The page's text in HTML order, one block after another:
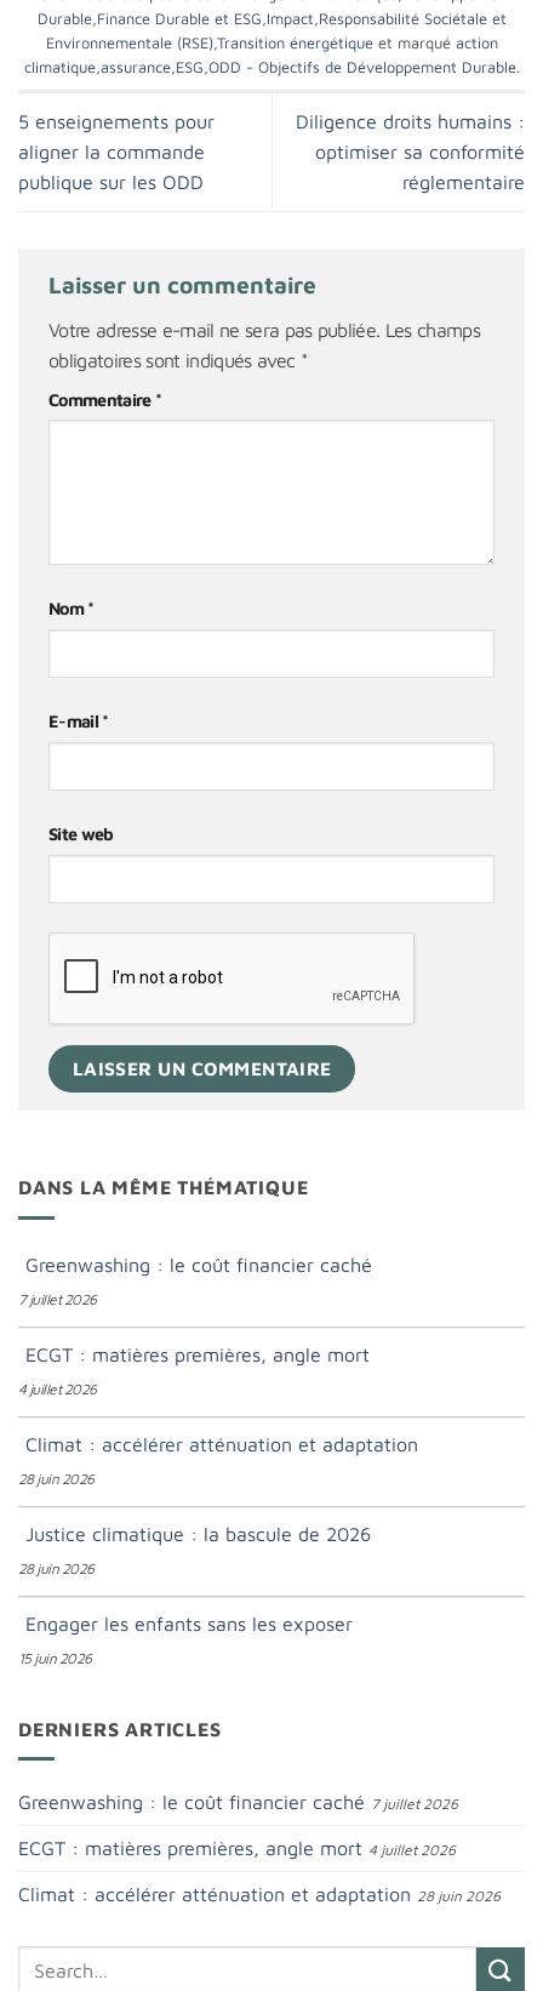
Durable, Finance Durable et ESG Impact Responsabilité Sociétale et
Environnementale (RSE), Transition énergétiqueet marqué action
climatique, assurance, ESG ODD - Objectifs de Développement Durable.
5 enseignements pour
aligner la commande
publique sur les ODD
Diligence droits humains :
optimiser sa conformité
réglementaire
Laisser un commentaire
Votre adresse e-mail ne sera pas publiée. Les champs
obligatoires sont indiqués avec *
Commentaire *
Nom*
E-mail *
Site web
DANS LA MÊME THÉMATIQUE
Greenwashing : le coût financier caché
7 juillet 2026
ECGT : matières premières, angle mort
4 juillet 2026
Climat : accélérer atténuation et adaptation
28 juin 2026
Justice climatique : la bascule de 2026
28 juin 2026
Engager les enfants sans les exposer
15 juin 2026
DERNIERS ARTICLES
Greenwashing : le coût financier caché 7 juillet 2026
ECGT : matières premières, angle mort 4 juillet 2026
Climat : accélérer atténuation et adaptation 28 juin 2026